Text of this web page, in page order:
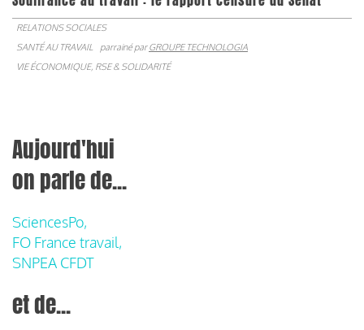
RELATIONS SOCIALES
SANTÉ AU TRAVAIL
parrainé parGROUPE TECHNOLOGIA
VIE ÉCONOMIQUE, RSE & SOLIDARITÉ
Aujourd'hui
on parle de...
SciencesPo,
FO France travail,
SNPEA CFDT
et de...